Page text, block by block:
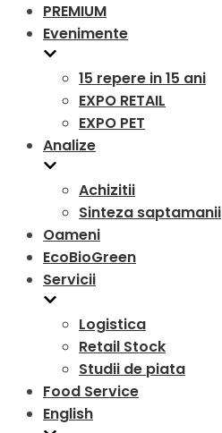
PREMIUM
Evenimente
15 repere in 15 ani
EXPO RETAIL
EXPO PET
Analize
Achizitii
Sinteza saptamanii
Oameni
EcoBioGreen
Servicii
Logistica
Retail Stock
Studii de piata
Food Service
English